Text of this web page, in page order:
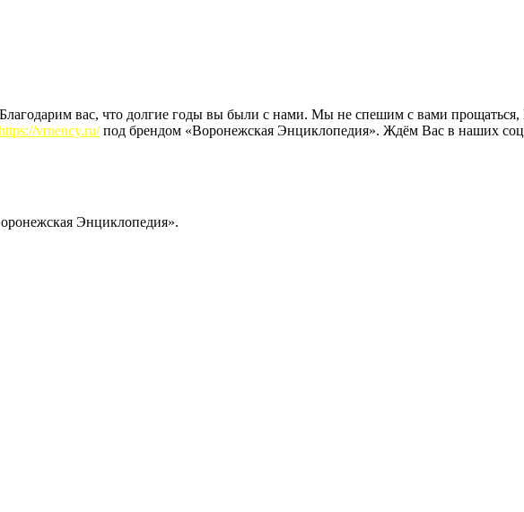
вас, что долгие годы вы были с нами. Мы не спешим с вами
vrnency.ru/под брендом «Воронежская Энциклопедия». Ждём Вас в наших
Энциклопедия».